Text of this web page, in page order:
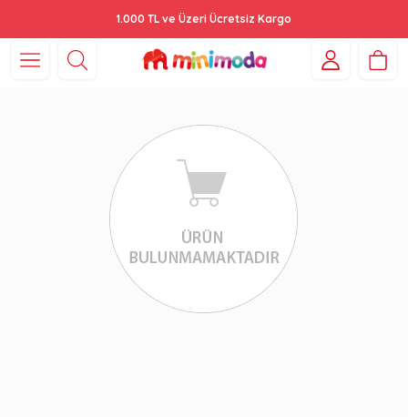
1.000 TL ve Üzeri Ücretsiz Kargo